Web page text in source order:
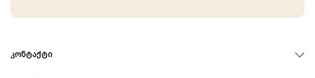
ᲙᲝᲜᲢᲐᲥᲢᲘ